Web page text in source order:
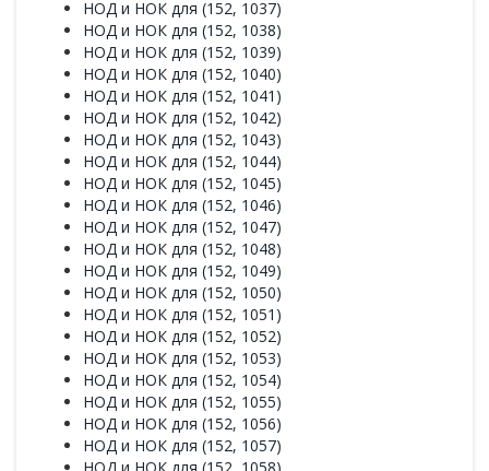
НОД и НОК для (152, 1037)
НОД и НОК для (152, 1038)
НОД и НОК для (152, 1039)
НОД и НОК для (152, 1040)
НОД и НОК для (152, 1041)
НОД и НОК для (152, 1042)
НОД и НОК для (152, 1043)
НОД и НОК для (152, 1044)
НОД и НОК для (152, 1045)
НОД и НОК для (152, 1046)
НОД и НОК для (152, 1047)
НОД и НОК для (152, 1048)
НОД и НОК для (152, 1049)
НОД и НОК для (152, 1050)
НОД и НОК для (152, 1051)
НОД и НОК для (152, 1052)
НОД и НОК для (152, 1053)
НОД и НОК для (152, 1054)
НОД и НОК для (152, 1055)
НОД и НОК для (152, 1056)
НОД и НОК для (152, 1057)